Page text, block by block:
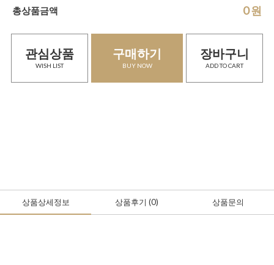
총상품금액 0원
관심상품
WISH LIST
구매하기
BUY NOW
장바구니
ADD TO CART
상품상세정보 상품후기 (0) 상품문의